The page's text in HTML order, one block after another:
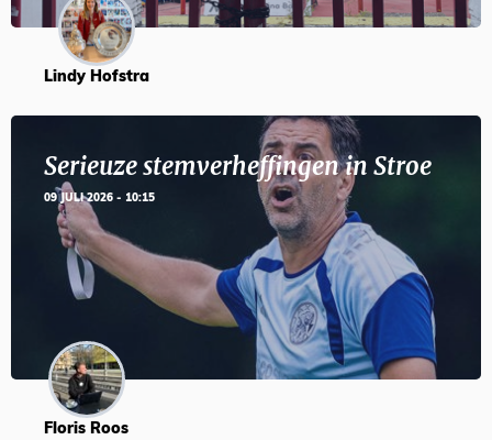
Lindy Hofstra
Serieuze stemverheffingen in Stroe
09 JULI 2026 - 10:15
Floris Roos